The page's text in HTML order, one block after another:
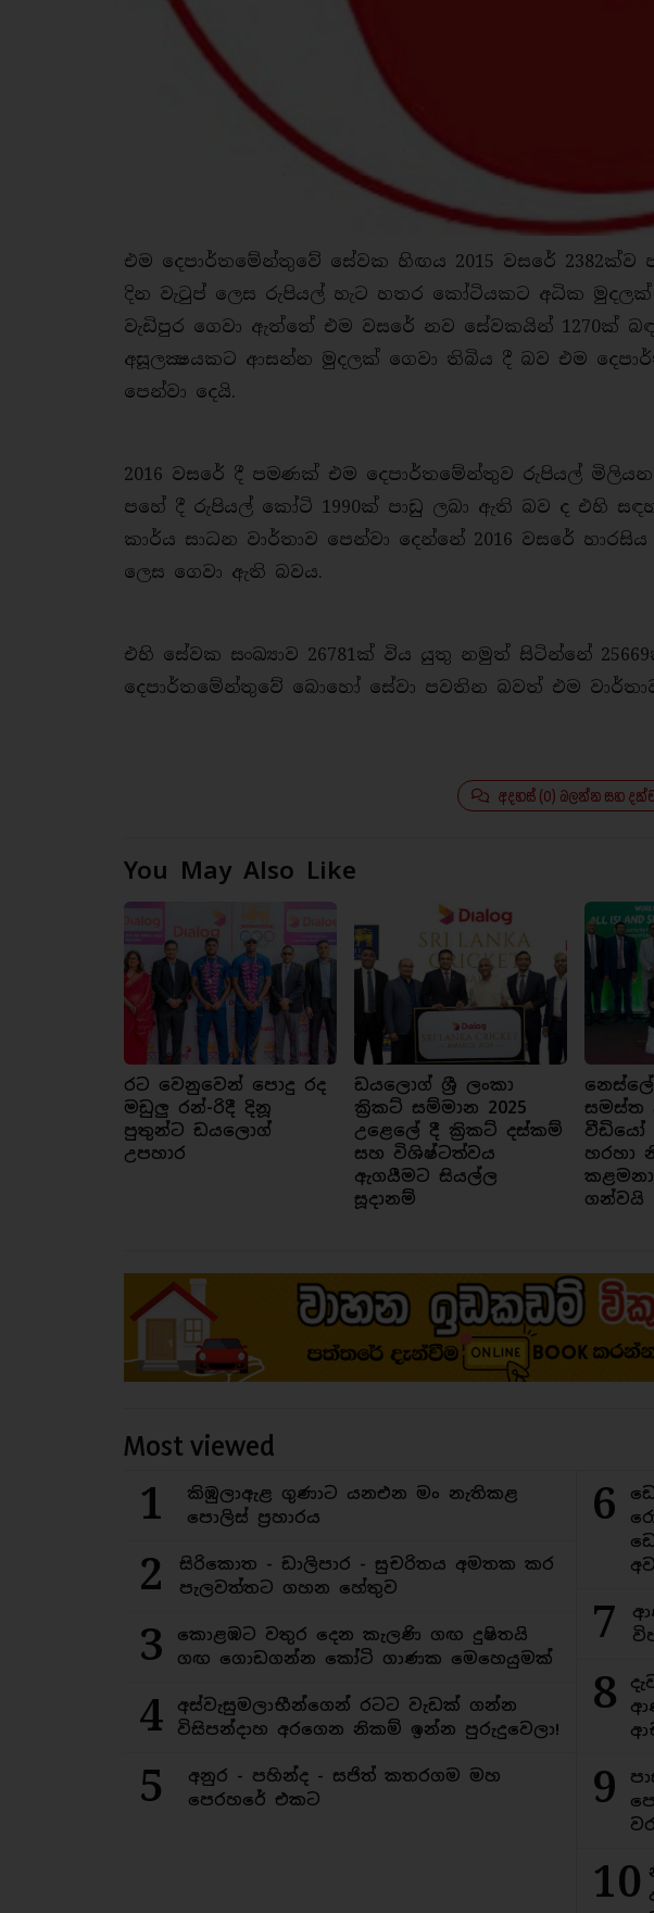
එම දෙපාර්තමේන්තුවේ සේවක හිඟය 2015 වසරේ 2382ක්ව
දින වැටුප් ලෙස රුපියල් හැට හතර කෝටියකට අධික මුදලක්
වැඩිපුර ගෙවා ඇත්තේ එම වසරේ නව සේවකයින් 1270ක්
අසූලක්‍ෂයකට ආසන්න මුදලක් ගෙවා තිබිය දී බව එම
පෙන්වා දෙයි.
2016 වසරේ දී පමණක් එම දෙපාර්තමේන්තුව රුපියල්
පහේ දී රුපියල් කෝටි 1990ක් පාඩු ලබා ඇති බව ද එහි
කාර්ය සාධන වාර්තාව පෙන්වා දෙන්නේ 2016 වසරේ
ලෙස ගෙවා ඇති බවය.
එහි සේවක සංඛ්‍යාව 26781ක් විය යුතු නමුත් සිටින්නේ
දෙපාර්තමේන්තුවේ බොහෝ සේවා පවතින බවත් එම
අදහස් (0) බලන්න සහ
You May Also Like
රට වෙනුවෙන් පොදු රද
මඩුලු රන්-රිදී දිනූ
පුතුන්ට ඩයලොග්
උපහාර
ඩයලොග් ශ්‍රී ලංකා
ක්‍රිකට් සම්මාන 2025
උළෙලේ දී ක්‍රිකට් දස්කම්
සහ විශිෂ්ටත්වය
ඇගයීමට සියල්ල
සූදානම්
සමස්ත
වීඩියෝ
හරහා
ගන්වයි
Most viewed
1
කිඹුලාඇළ ගුණාට යනඑන මං නැතිකළ
පොලිස් ප්‍රහාරය
2
සිරිකොත - ඩාලිපාර - සුචරිතය අමතක කර
පැලවත්තට ගහන හේතුව
3
කොළඹට වතුර දෙන කැලණි ගඟ දුෂිතයි
ගඟ ගොඩගන්න කෝටි ගාණක මෙහෙයුමක්
4
අස්වැසුමලාභීන්ගෙන් රටට වැඩක් ගන්න
විසිපන්දාහ අරගෙන නිකම් ඉන්න පුරුදුවෙලා!
5
අනුර - පහින්ද - සජිත් කතරගම මහ
පෙරහරේ එකට
6
7
8
9
10